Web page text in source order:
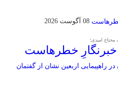
08 آگوست 2026
امیدی؛
خبرنگارِ خطرهاست